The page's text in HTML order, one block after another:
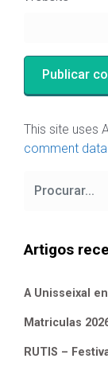
This site uses
comment
Artigos
A Unisseixal
Matriculas
RUTIS –